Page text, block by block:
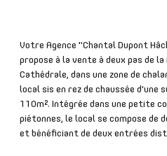
Votre Agence "Chantal Dupont
propose à la vente à deux pas de
Cathédrale, dans une zone de
local sis en rez de chaussée d'une
110m². Intégrée dans une petite
piétonnes, le local se compose de
et bénéficiant de deux entrées